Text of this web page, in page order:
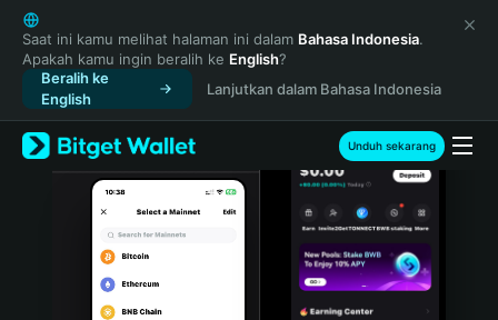
English
日本語
Tiếng Việt
Русский
Español (Latinoamérica)
Türkçe
Italiano
Português (Portugal)
Saat ini kamu melihat halaman ini dalam Bahasa Indonesia.
Apakah kamu ingin beralih ke English?
Beralih ke
English
Lanjutkan dalam Bahasa Indonesia
Unduh sekarang